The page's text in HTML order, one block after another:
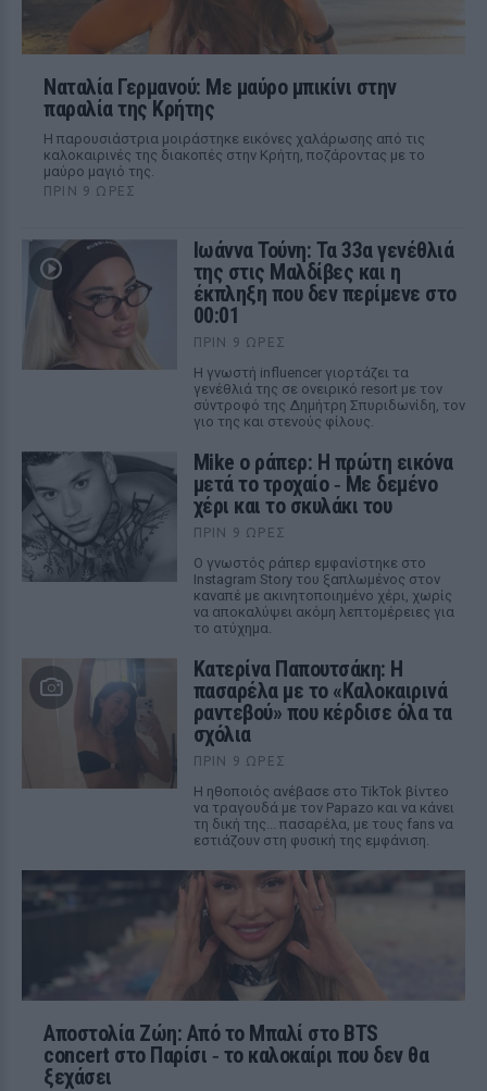
Ναταλία Γερμανού: Με μαύρο μπικίνι στην
παραλία της Κρήτης
Η παρουσιάστρια μοιράστηκε εικόνες χαλάρωσης από τις
καλοκαιρινές της διακοπές στην Κρήτη, ποζάροντας με το
μαύρο μαγιό της.
ΠΡΙΝ 9 ΏΡΕΣ
Ιωάννα Τούνη: Τα 33α γενέθλιά
της στις Μαλδίβες και η
έκπληξη που δεν περίμενε στο
00:01
ΠΡΙΝ 9 ΏΡΕΣ
Η γνωστή influencer γιορτάζει τα
γενέθλιά της σε ονειρικό resort με τον
σύντροφό της Δημήτρη Σπυριδωνίδη, τον
γιο της και στενούς φίλους.
Mike ο ράπερ: Η πρώτη εικόνα
μετά το τροχαίο ‑ Με δεμένο
χέρι και το σκυλάκι του
ΠΡΙΝ 9 ΏΡΕΣ
Ο γνωστός ράπερ εμφανίστηκε στο
Instagram Story του ξαπλωμένος στον
καναπέ με ακινητοποιημένο χέρι, χωρίς
να αποκαλύψει ακόμη λεπτομέρειες για
το ατύχημα.
Κατερίνα Παπουτσάκη: Η
πασαρέλα με το «Καλοκαιρινά
ραντεβού» που κέρδισε όλα τα
σχόλια
ΠΡΙΝ 9 ΏΡΕΣ
Η ηθοποιός ανέβασε στο TikTok βίντεο
να τραγουδά με τον Papazo και να κάνει
τη δική της... πασαρέλα, με τους fans να
εστιάζουν στη φυσική της εμφάνιση.
Αποστολία Ζώη: Από το Μπαλί στο BTS
concert στο Παρίσι ‑ το καλοκαίρι που δεν θα
ξεχάσει